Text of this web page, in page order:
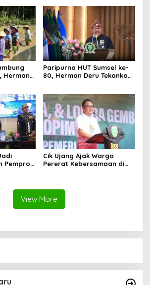
Herman
Paripurna HUT Sumsel ke-
80, Herman Deru Tekankan
Berkelanjutan
Pemprov
Cik Ujang Ajak Warga
Pererat Kebersamaan di
View More